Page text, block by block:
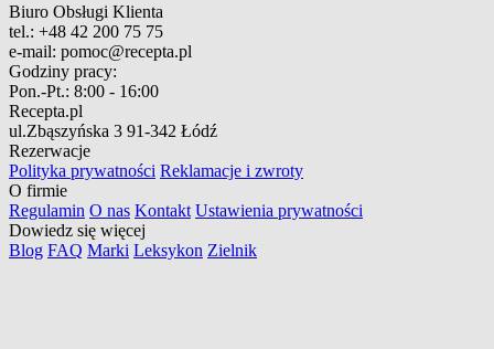
Biuro Obsługi Klienta
tel.: +48 42 200 75 75
e-mail: pomoc@recepta.pl
Godziny pracy:
Pon.-Pt.: 8:00 - 16:00
Recepta.pl
ul.Zbąszyńska 3 91-342 Łódź
Rezerwacje
Polityka prywatności Reklamacje i zwroty
O firmie
Regulamin O nas Kontakt Ustawienia prywatności
Dowiedz się więcej
Blog FAQ Marki Leksykon Zielnik